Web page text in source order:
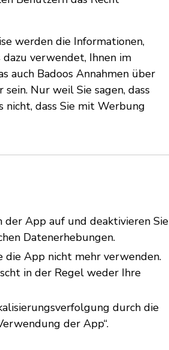
werden die Informationen,
verwendet, Ihnen im
auch Badoos Annahmen über
Nur weil Sie sagen, dass
nicht, dass Sie mit Werbung
App auf und deaktivieren Sie
Datenerhebungen.
die App nicht mehr verwenden.
in der Regel weder Ihre
durch die
der App“.